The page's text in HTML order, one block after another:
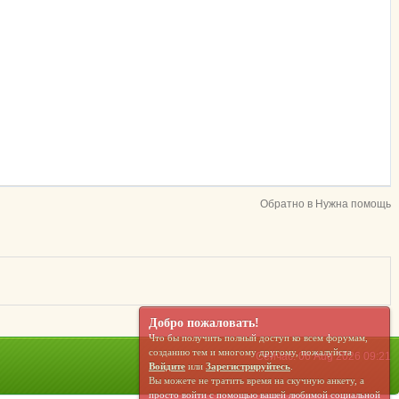
Обратно в Нужна помощь
Сейчас: 06 Aug 2026 09:21
Добро пожаловать!
Что бы получить полный доступ ко всем форумам,
созданию тем и многому другому, пожалуйста
Войдите или Зарегистрируйтесь.
Вы можете не тратить время на скучную анкету, а
просто войти с помощью вашей любимой социальной